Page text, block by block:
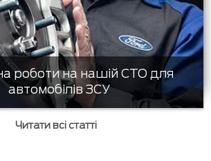
роботи на нашій СТО для
автомобілів ЗСУ
Читати всі статті